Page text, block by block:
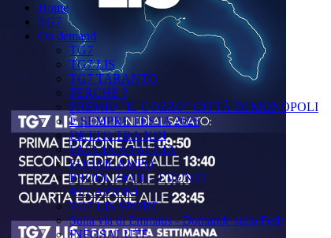
Home
TG7
On demand
TG7
TG7 LIS
TG7 TARANTO
PERCHÉ ?
PREMIO "IL GOZZO" CITTÀ DI MONOPOLI
È SEMPRE FESTA 2025
DETTO TRA NOI
FACCIA A FACCIA
FUORICAMPO
PRODUZIONI - EVENTI
RELAZIONI
TG7 LIS SPORT
Sulla via di Emmaus - Domande sulla Fede
INFOSALUTE